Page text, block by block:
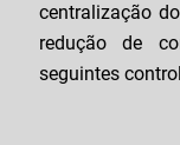
centralização
redução de
seguintes